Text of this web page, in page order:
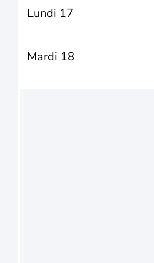
Lundi 17
Mardi 18